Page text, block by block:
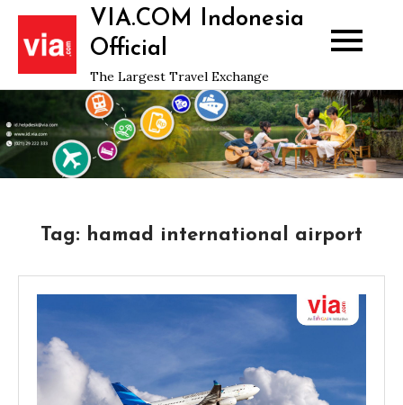
Skip
content
VIA.COM Indonesia
Official
The Largest Travel Exchange
Tag: hamad international airport